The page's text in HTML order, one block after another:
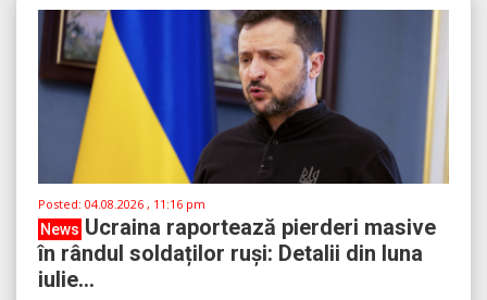
Posted: 04.08.2026 , 11:16 pm
News Ucraina raportează pierderi masive
în rândul soldaților ruși: Detalii din luna
iulie...